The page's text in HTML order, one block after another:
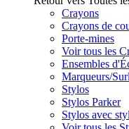
Crayons
Crayons de
Porte-mines
Voir tous les
Ensembles
Marqueurs/
Stylos
Stylos Parker
Stylos avec